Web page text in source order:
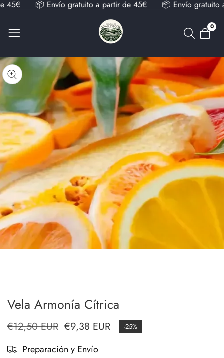
45€ 📦 Envío gratuito a partir de 45€ 📦 Envío gratuito
00
Vela Armonía Cítrica
€12,50 EUR €9,38 EUR -25%
Preparación y Envío